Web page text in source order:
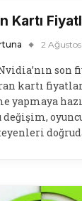
Kartı
2
son
kartı
yapmaya
değişim,